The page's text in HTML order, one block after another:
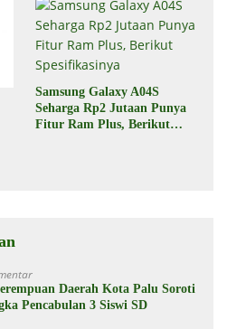
Samsung Galaxy A04S
Seharga Rp2 Jutaan Punya
Fitur Ram Plus, Berikut
Daerah Kota Palu Soroti
Pencabulan 3 Siswi SD